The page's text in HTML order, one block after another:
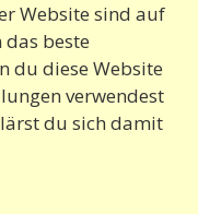
Website sind auf
beste
du diese Website
verwendest
du sich damit